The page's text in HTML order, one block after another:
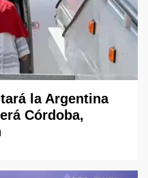
la Argentina
Córdoba,